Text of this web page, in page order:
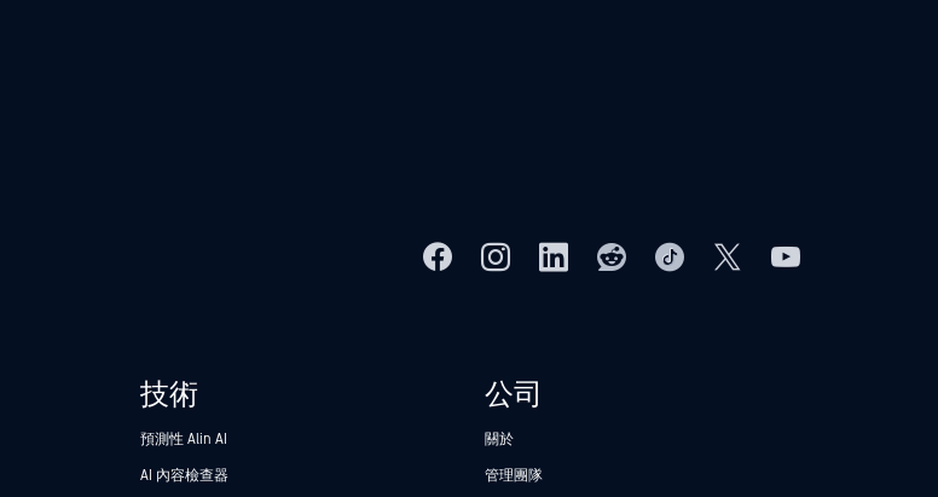
技術
預測性 Alin AI
AI 內容檢查器
公司
關於
管理團隊